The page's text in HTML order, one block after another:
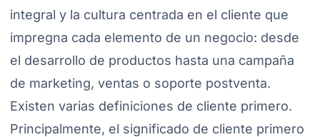
integral y la cultura centrada en el cliente que
impregna cada elemento de un negocio: desde
el desarrollo de productos hasta una campaña
de marketing, ventas o soporte postventa.
Existen varias definiciones de cliente primero.
Principalmente, el significado de cliente primero